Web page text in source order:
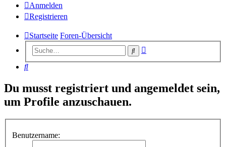
Anmelden
Registrieren
Startseite Foren-Übersicht
Suche
Suche
Du musst registriert und angemeldet sein,
um Profile anzuschauen.
Benutzername: